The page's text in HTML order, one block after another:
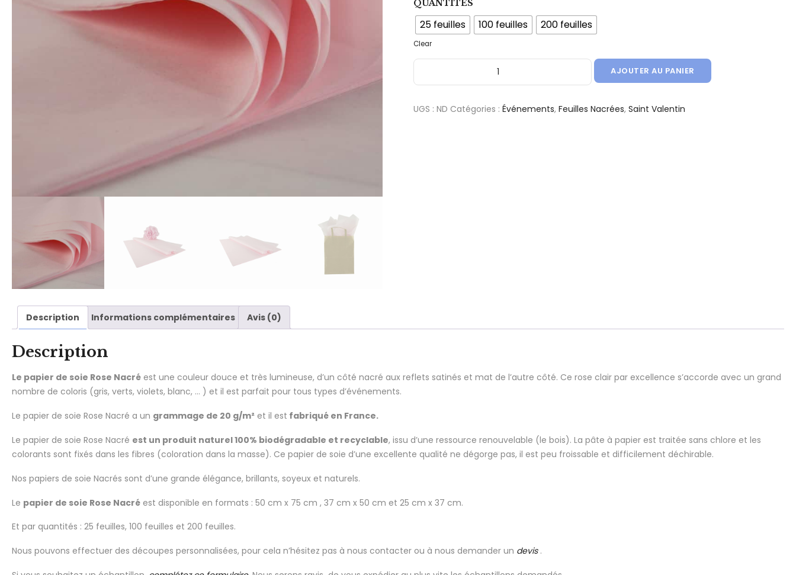
QUANTITÉS
25 feuilles 100 feuilles 200 feuilles
Clear
quantité de Feuille Papier de Soie - Qualité Nacré - RoseAJOUTER AU PANIER
UGS :ND Catégories :Événements,Feuilles Nacrées,Saint Valentin
Description Informations complémentaires Avis (0)
Description
Le papier de soie Rose Nacré est une couleur douce et très lumineuse, d’un côté nacré aux reflets satinés et mat de l’autre côté. Ce rose clair par excellence s’accorde avec un grand
nombre de coloris (gris, verts, violets, blanc, … ) et il est parfait pour tous types d’événements.
Le papier de soie Rose Nacré a un grammage de 20 g/m² et il est fabriqué en France.
Le papier de soie Rose Nacré est un produit naturel 100% biodégradable et recyclable, issu d’une ressource renouvelable (le bois). La pâte à papier est traitée sans chlore et les
colorants sont fixés dans les fibres (coloration dans la masse). Ce papier de soie d’une excellente qualité ne dégorge pas, il est peu froissable et difficilement déchirable.
Nos papiers de soie Nacrés sont d’une grande élégance, brillants, soyeux et naturels.
Le papier de soie Rose Nacré est disponible en formats : 50 cm x 75 cm , 37 cm x 50 cm et 25 cm x 37 cm.
Et par quantités : 25 feuilles, 100 feuilles et 200 feuilles.
Nous pouvons effectuer des découpes personnalisées, pour cela n’hésitez pas à nous contacter ou à nous demander un devis.